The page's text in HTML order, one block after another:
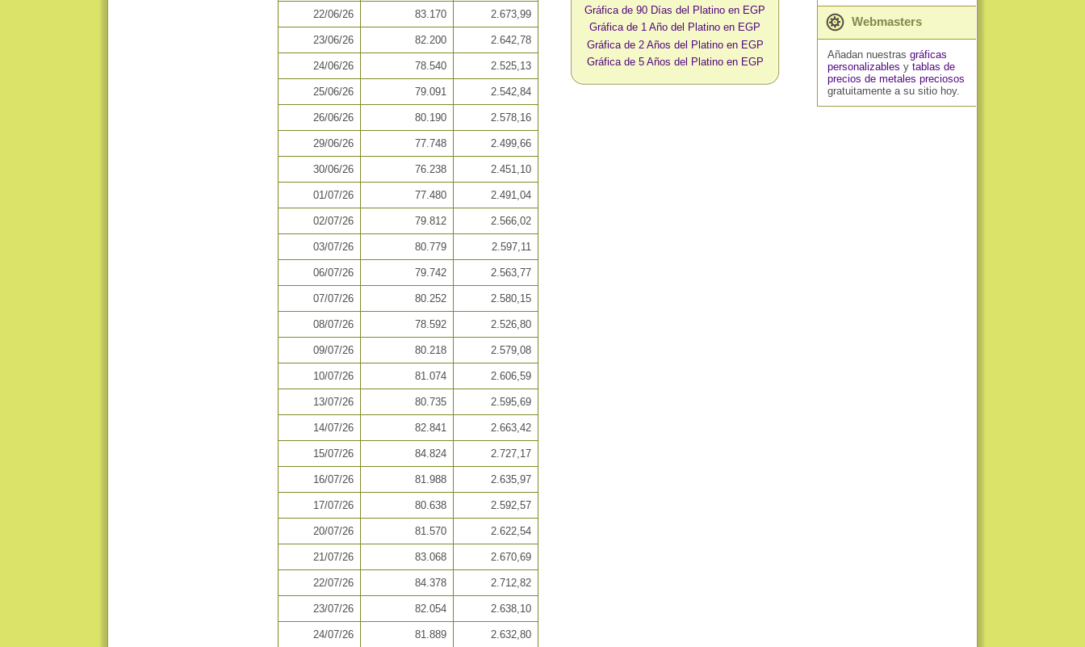
22/06/26 83.170 2.673,99
23/06/26 82.200 2.642,78
24/06/26 78.540 2.525,13
25/06/26 79.091 2.542,84
26/06/26 80.190 2.578,16
29/06/26 77.748 2.499,66
30/06/26 76.238 2.451,10
01/07/26 77.480 2.491,04
02/07/26 79.812 2.566,02
03/07/26 80.779 2.597,11
06/07/26 79.742 2.563,77
07/07/26 80.252 2.580,15
08/07/26 78.592 2.526,80
09/07/26 80.218 2.579,08
10/07/26 81.074 2.606,59
13/07/26 80.735 2.595,69
14/07/26 82.841 2.663,42
15/07/26 84.824 2.727,17
16/07/26 81.988 2.635,97
17/07/26 80.638 2.592,57
20/07/26 81.570 2.622,54
21/07/26 83.068 2.670,69
22/07/26 84.378 2.712,82
23/07/26 82.054 2.638,10
24/07/26 81.889 2.632,80
Gráfica de 90 Días del Platino en EGP
Gráfica de 1 Año del Platino en EGP
Gráfica de 2 Años del Platino en EGP
Gráfica de 5 Años del Platino en EGP
Webmasters
Añadan nuestras gráficas
personalizables y tablas de
precios de metales preciosos
gratuitamente a su sitio hoy.